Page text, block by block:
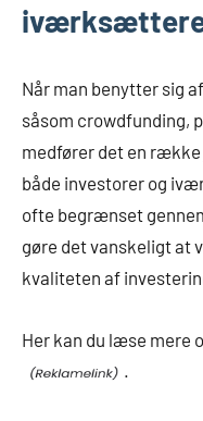
Når man benytter sig
såsom crowdfunding,
medfører det en
både investorer og
ofte begrænset
gøre det vanskeligt at
kvaliteten af
Her kan du læse mere
.